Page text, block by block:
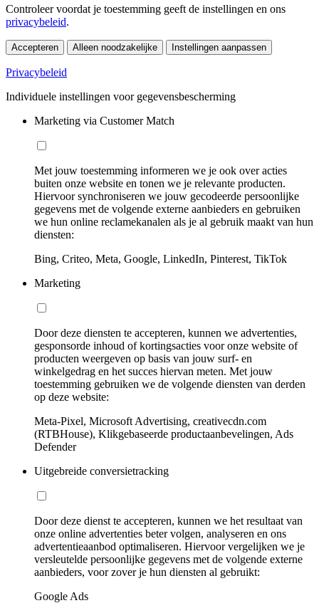
Controleer voordat je toestemming geeft de instellingen en ons
privacybeleid.
Accepteren Alleen noodzakelijke Instellingen aanpassen
Privacybeleid
Individuele instellingen voor gegevensbescherming
Marketing via Customer Match
Met jouw toestemming informeren we je ook over acties
buiten onze website en tonen we je relevante producten.
Hiervoor synchroniseren we jouw gecodeerde persoonlijke
gegevens met de volgende externe aanbieders en gebruiken
we hun online reclamekanalen als je al gebruik maakt van hun
diensten:
Bing, Criteo, Meta, Google, LinkedIn, Pinterest, TikTok
Marketing
Door deze diensten te accepteren, kunnen we advertenties,
gesponsorde inhoud of kortingsacties voor onze website of
producten weergeven op basis van jouw surf- en
winkelgedrag en het succes hiervan meten. Met jouw
toestemming gebruiken we de volgende diensten van derden
op deze website:
Meta-Pixel, Microsoft Advertising, creativecdn.com
(RTBHouse), Klikgebaseerde productaanbevelingen, Ads
Defender
Uitgebreide conversietracking
Door deze dienst te accepteren, kunnen we het resultaat van
onze online advertenties beter volgen, analyseren en ons
advertentieaanbod optimaliseren. Hiervoor vergelijken we je
versleutelde persoonlijke gegevens met de volgende externe
aanbieders, voor zover je hun diensten al gebruikt:
Google Ads